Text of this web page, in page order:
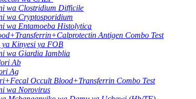
wa Clostridium Difficile
wa Cryptosporidium
wa Entamoeba Histolytica
Antigen Combo Test
Kinyesi ya FOB
wa Giardia Iamblia
Ab
Ag
Occult Blood+Transferrin Combo Test
wa Norovirus